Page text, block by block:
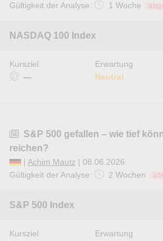
Gültigkeit der Analyse:
1 Woche
NASDAQ 100 Index
Kursziel
—
Erwartung
Neutral
S&P 500 gefallen – wie tief
reichen?
| Achim Mautz | 08.06.2026
Gültigkeit der Analyse:
2 Wochen
S&P 500 Index
Kursziel
Erwartung